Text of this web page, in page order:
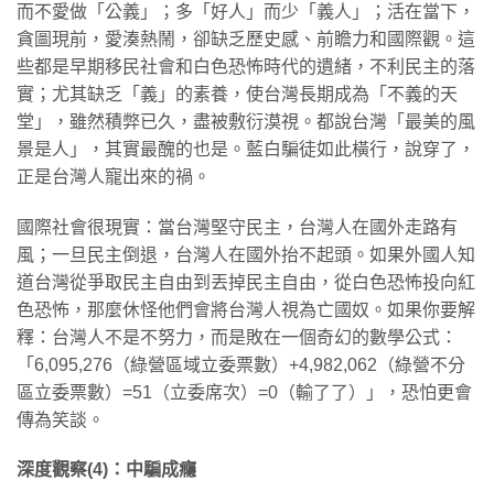
而不愛做「公義」；多「好人」而少「義人」；活在當下，
貪圖現前，愛湊熱鬧，卻缺乏歷史感、前瞻力和國際觀。這
些都是早期移民社會和白色恐怖時代的遺緒，不利民主的落
實；尤其缺乏「義」的素養，使台灣長期成為「不義的天
堂」，雖然積弊已久，盡被敷衍漠視。都說台灣「最美的風
景是人」，其實最醜的也是。藍白騙徒如此橫行，說穿了，
正是台灣人寵出來的禍。
國際社會很現實：當台灣堅守民主，台灣人在國外走路有
風；一旦民主倒退，台灣人在國外抬不起頭。如果外國人知
道台灣從爭取民主自由到丟掉民主自由，從白色恐怖投向紅
色恐怖，那麼休怪他們會將台灣人視為亡國奴。如果你要解
釋：台灣人不是不努力，而是敗在一個奇幻的數學公式：
「6,095,276（綠營區域立委票數）+4,982,062（綠營不分
區立委票數）=51（立委席次）=0（輸了了）」，恐怕更會
傳為笑談。
深度觀察(4) ：中騙成癮